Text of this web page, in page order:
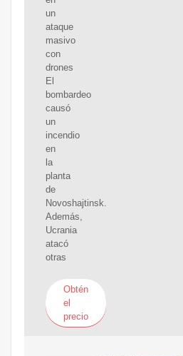
un
ataque
masivo
con
drones
El
bombardeo
causó
un
incendio
en
la
planta
de
Novoshajtinsk.
Además,
Ucrania
atacó
otras
Obtén
el
precio